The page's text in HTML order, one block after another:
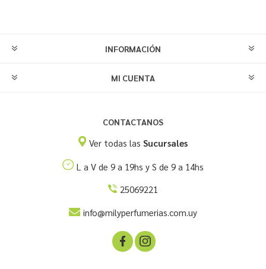
INFORMACIÓN
MI CUENTA
CONTACTANOS
Ver todas las Sucursales
L a V de 9 a 19hs y S de 9 a 14hs
25069221
info@milyperfumerias.com.uy